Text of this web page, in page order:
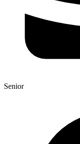
Senior